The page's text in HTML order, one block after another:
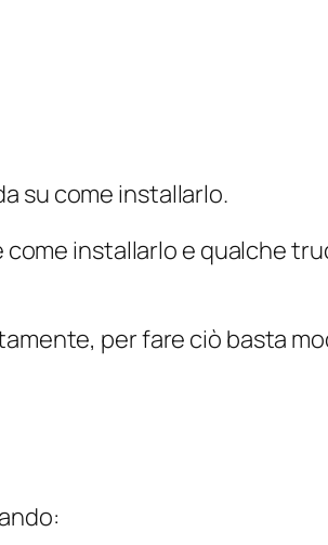
su come installarlo.
come installarlo e qualche
per fare ciò basta